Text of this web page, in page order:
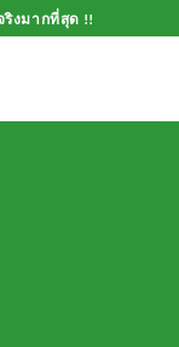
ริงมากที่สุด !!